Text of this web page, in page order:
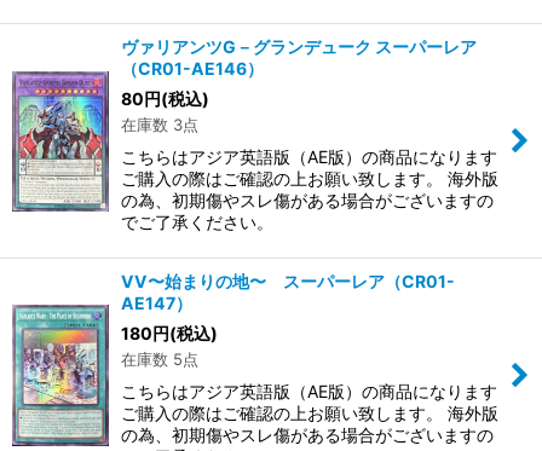
ヴァリアンツG－グランデューク スーパーレア
（CR01-AE146）
80円(税込)
在庫数 3点
こちらはアジア英語版（AE版）の商品になります
ご購入の際はご確認の上お願い致します。 海外版
の為、初期傷やスレ傷がある場合がございますの
でご了承ください。
VV〜始まりの地〜 スーパーレア（CR01-
AE147）
180円(税込)
在庫数 5点
こちらはアジア英語版（AE版）の商品になります
ご購入の際はご確認の上お願い致します。 海外版
の為、初期傷やスレ傷がある場合がございますの